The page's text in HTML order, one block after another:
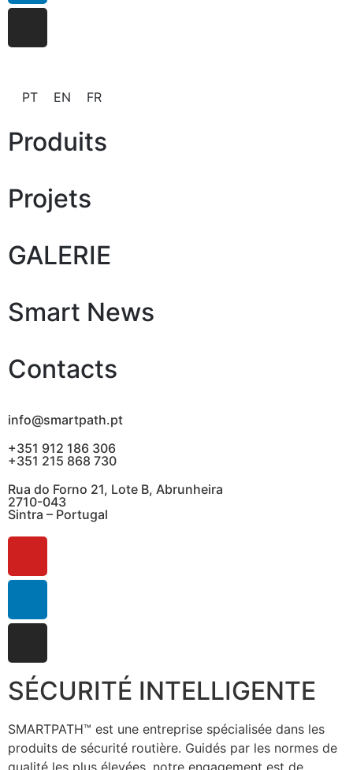
PT EN FR
Produits
Projets
GALERIE
Smart News
Contacts
info@smartpath.pt
+351 912 186 306
+351 215 868 730
Rua do Forno 21, Lote B, Abrunheira
2710-043
Sintra – Portugal
SÉCURITÉ INTELLIGENTE
SMARTPATH™ est une entreprise spécialisée dans les
produits de sécurité routière. Guidés par les normes de